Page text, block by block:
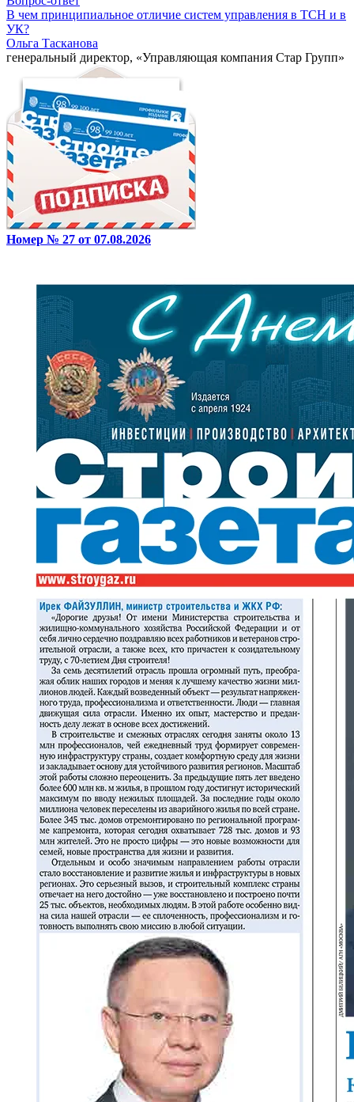
В чем принципиальное отличие систем управления в ТСН и в
УК?
Ольга Тасканова
генеральный директор, «Управляющая компания Стар Групп»
Номер № 27 от 07.08.2026